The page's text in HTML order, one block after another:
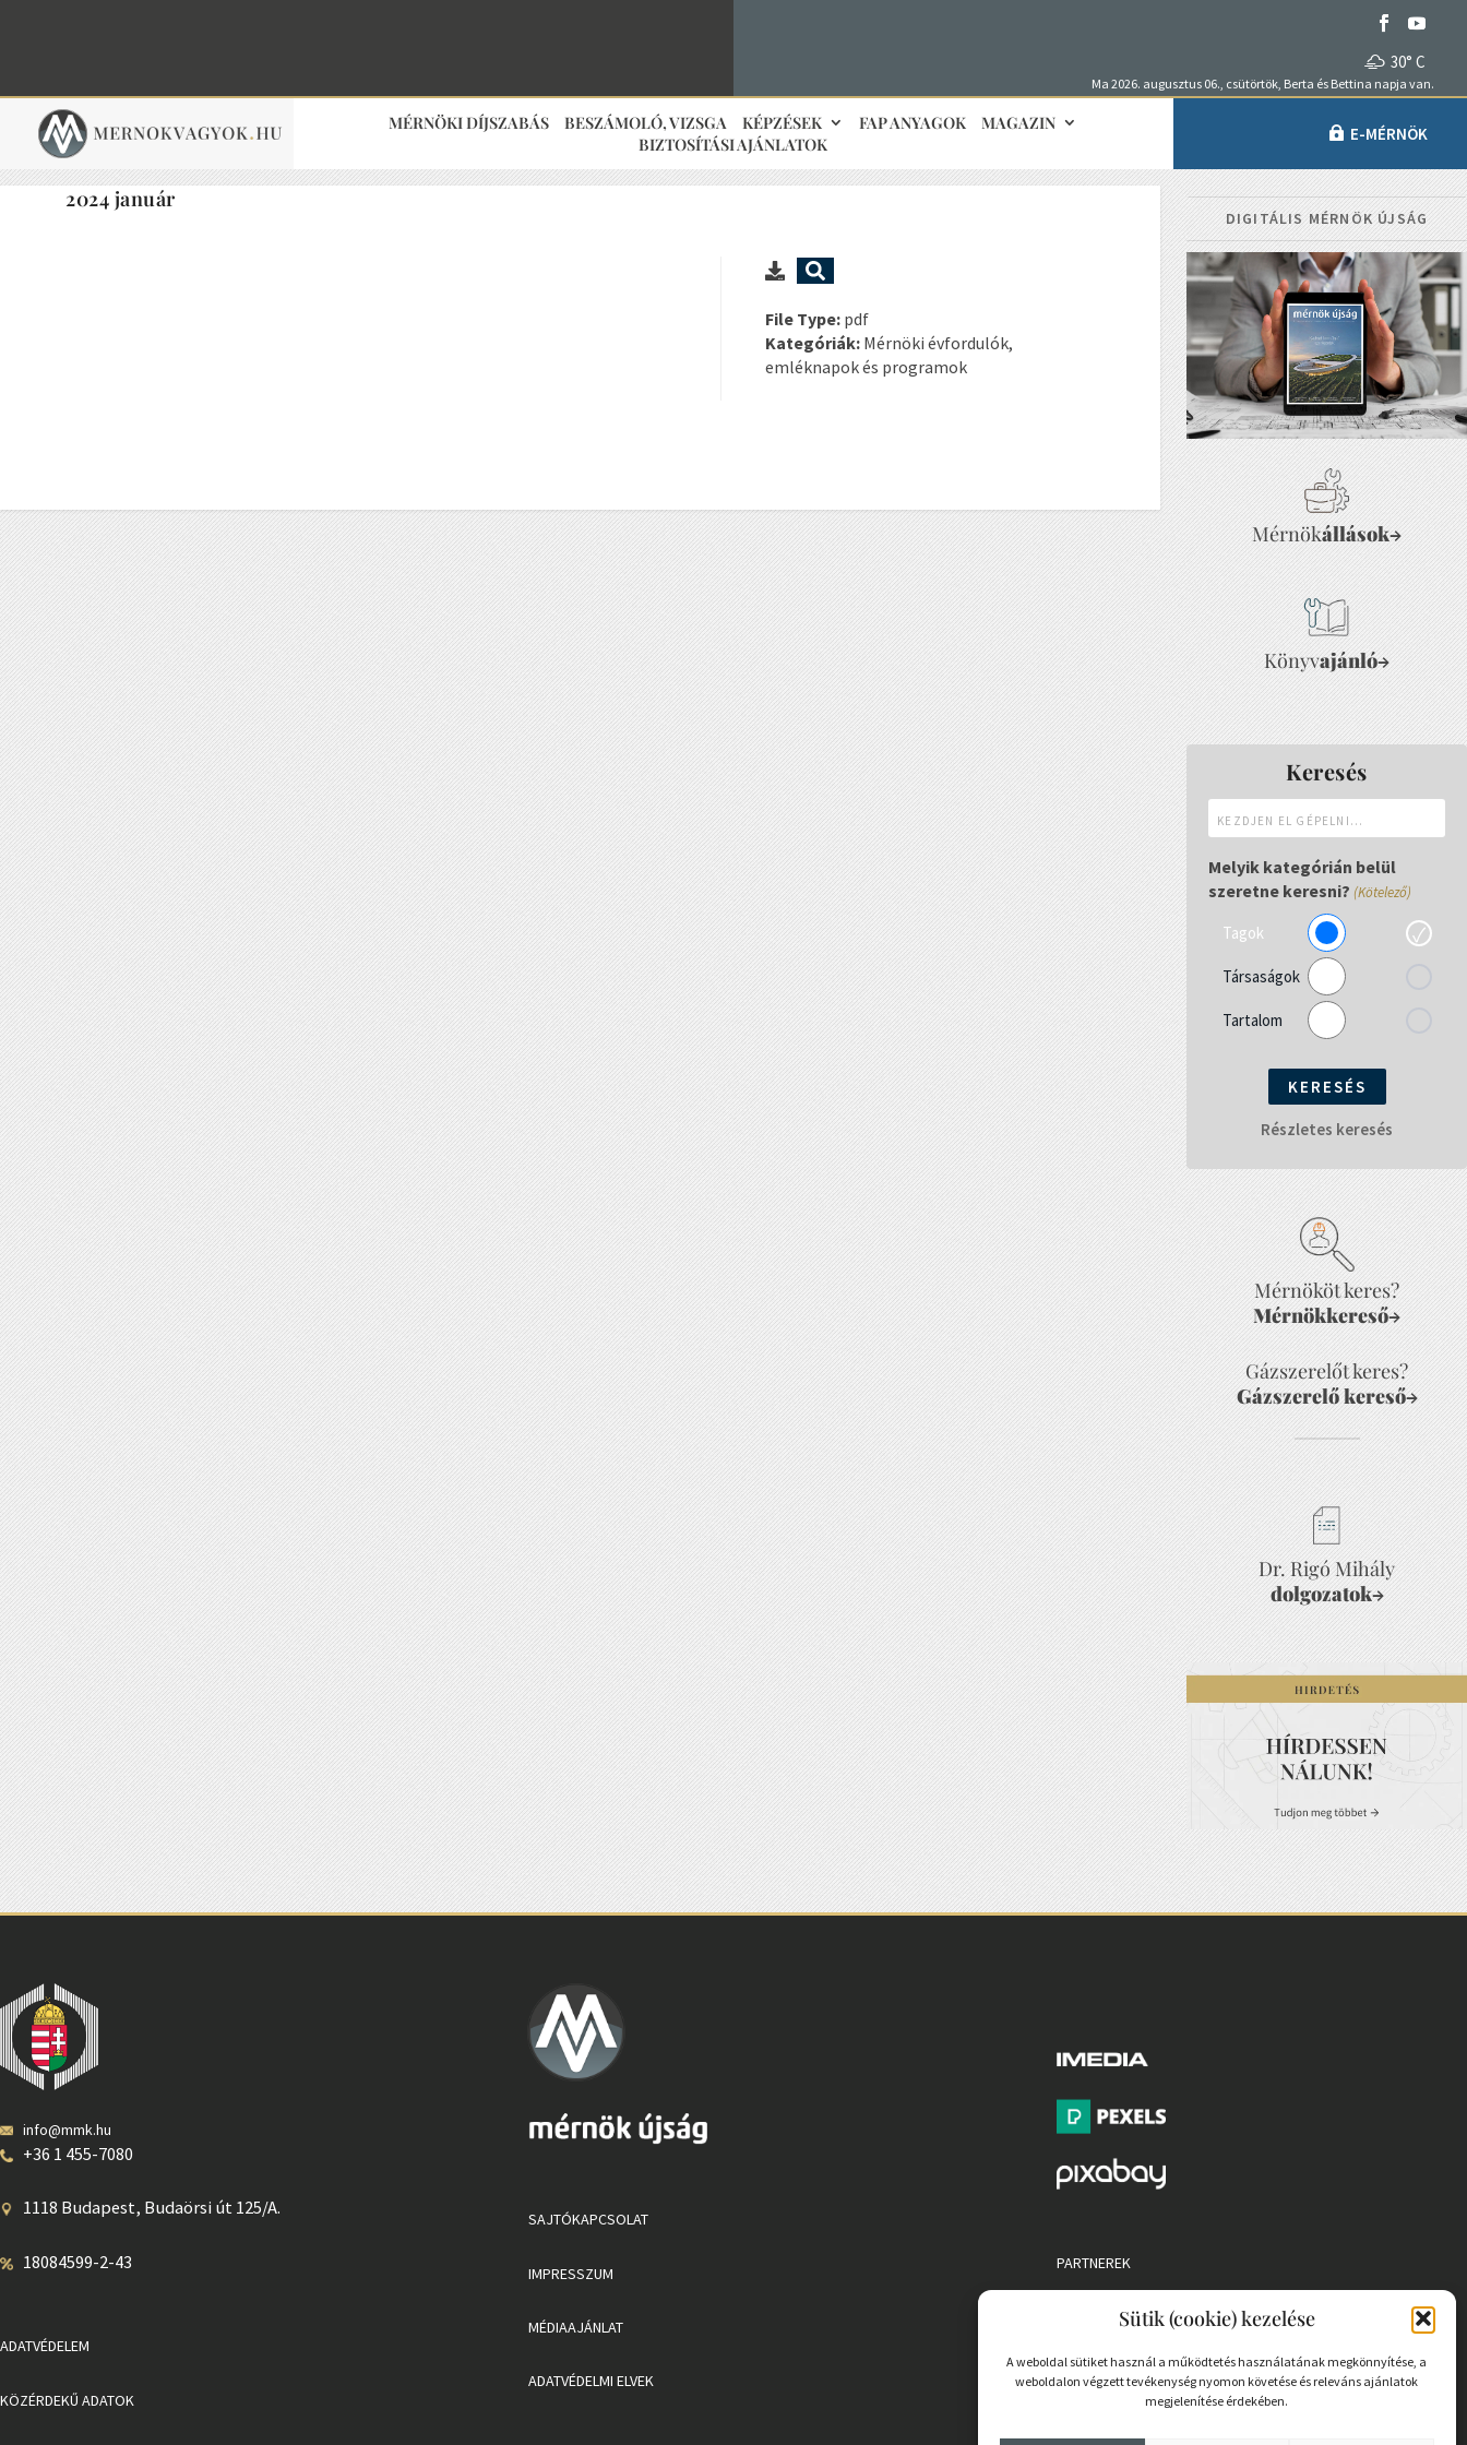
Sütik (cookie) kezelése
A weboldal sütiket használ a működtetés használatának megkönnyítése, a
weboldalon végzett tevékenység nyomon követése és releváns ajánlatok
megjelenítése érdekében.
30° C
Ma 2026. augusztus 06., csütörtök, Berta és Bettina napja van.
MÉRNÖKI DÍJSZABÁS BESZÁMOLÓ, VIZSGA KÉPZÉSEK FAP ANYAGOK
MAGAZIN
BIZTOSÍTÁSI AJÁNLATOK
E-MÉRNÖK
2024 január
File Type: pdf
Kategóriák: Mérnöki évfordulók,
emléknapok és programok
DIGITÁLIS MÉRNÖK ÚJSÁG
Mérnökállások→
Könyvajánló→
Keresés
el
gépelni...
Melyik kategórián belül
szeretne keresni? (Kötelező)
Tagok
Társaságok
Tartalom
Részletes keresés
Mérnököt keres?
Mérnökkereső→
Gázszerelőt keres?
Gázszerelő kereső→
Dr. Rigó Mihály
dolgozatok→
info@mmk.hu
+36 1 455-7080
1118 Budapest, Budaörsi út 125/A.
18084599-2-43
ADATVÉDELEM
KÖZÉRDEKŰ ADATOK
SAJTÓKAPCSOLAT
IMPRESSZUM
MÉDIAAJÁNLAT
ADATVÉDELMI ELVEK
PARTNEREK
COOKIE SZABÁLYZAT